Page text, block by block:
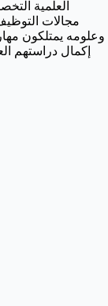
وعلومه يمتلكون